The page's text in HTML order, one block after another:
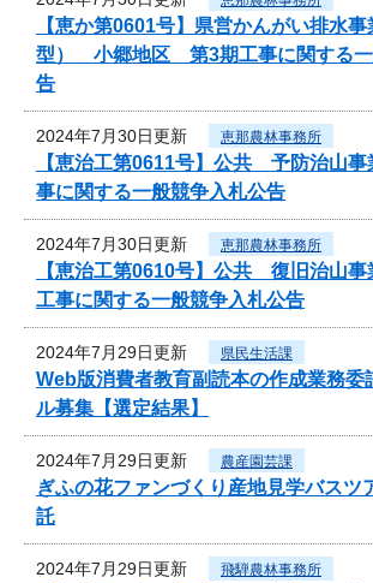
【恵か第0601号】県営かんがい排水
型） 小郷地区 第3期工事に関する一
告
2024年7月30日更新 恵那農林事務所
【恵治工第0611号】公共 予防治山
事に関する一般競争入札公告
2024年7月30日更新 恵那農林事務所
【恵治工第0610号】公共 復旧治山
工事に関する一般競争入札公告
2024年7月29日更新 県民生活課
Web版消費者教育副読本の作成業務委
ル募集【選定結果】
2024年7月29日更新 農産園芸課
ぎふの花ファンづくり産地見学バスツ
託
2024年7月29日更新 飛騨農林事務所